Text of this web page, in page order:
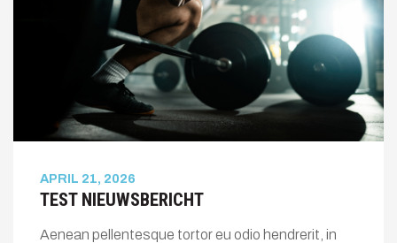
APRIL 21, 2026
TEST NIEUWSBERICHT
Aenean pellentesque tortor eu odio hendrerit, in